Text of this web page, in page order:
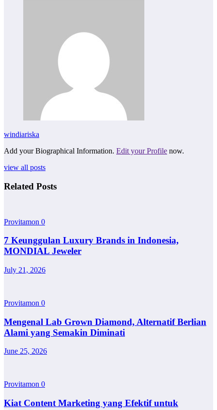
windiariska
Add your Biographical Information. Edit your Profile now.
view all posts
Related Posts
Provitamon 0
7 Keunggulan Luxury Brands in Indonesia,
MONDIAL Jeweler
July 21, 2026
Provitamon 0
Mengenal Lab Grown Diamond, Alternatif Berlian
Alami yang Semakin Diminati
June 25, 2026
Provitamon 0
Kiat Content Marketing yang Efektif untuk